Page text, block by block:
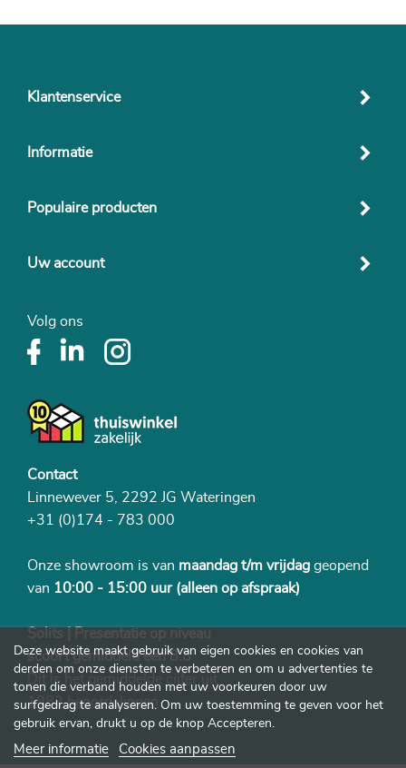
Klantenservice
Informatie
Populaire producten
Uw account
Volg ons
Contact
Linnewever 5, 2292 JG Wateringen
+31 (0)174 - 783 000
Onze showroom is van maandag t/m vrijdag geopend
van 10:00 - 15:00 uur (alleen op afspraak)
Solits | Presentatie op niveau
scoort gemiddeld een 8.8
Dit is het gemiddelde cijfer uit
1982 beoordelingen
Deze website maakt gebruik van eigen cookies en cookies van
derden om onze diensten te verbeteren en om u advertenties te
tonen die verband houden met uw voorkeuren door uw
surfgedrag te analyseren. Om uw toestemming te geven voor het
gebruik ervan, drukt u op de knop Accepteren.
Meer informatie Cookies aanpassen